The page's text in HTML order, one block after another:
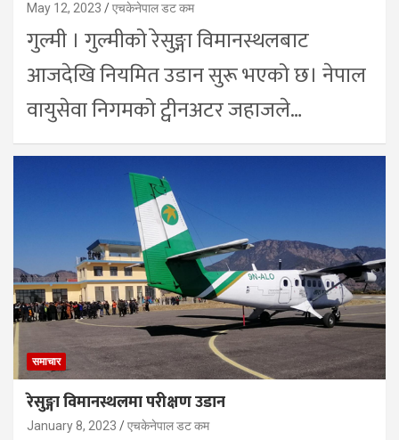
May 12, 2023 एचकेनेपाल डट कम
गुल्मी । गुल्मीको रेसुङ्गा विमानस्थलबाट
आजदेखि नियमित उडान सुरू भएको छ। नेपाल
वायुसेवा निगमको ट्वीनअटर जहाजले…
समाचार
रेसुङ्गा विमानस्थलमा परीक्षण उडान
January 8, 2023 एचकेनेपाल डट कम